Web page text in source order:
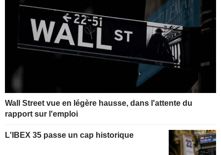
Wall Street vue en légère hausse, dans l'attente du
rapport sur l'emploi
L'IBEX 35 passe un cap historique